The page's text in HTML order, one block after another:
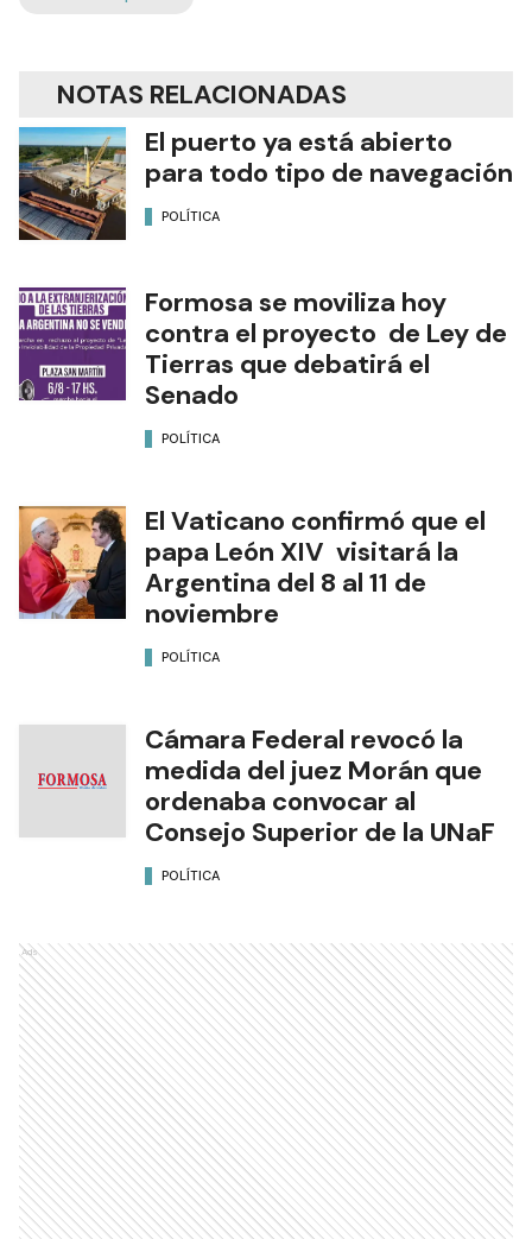
NOTAS RELACIONADAS
El puerto ya está abierto
para todo tipo de navegación
POLÍTICA
Formosa se moviliza hoy
contra el proyecto de Ley de
Tierras que debatirá el
Senado
POLÍTICA
El Vaticano confirmó que el
papa León XIV visitará la
Argentina del 8 al 11 de
noviembre
POLÍTICA
Cámara Federal revocó la
medida del juez Morán que
ordenaba convocar al
Consejo Superior de la UNaF
POLÍTICA
Ads